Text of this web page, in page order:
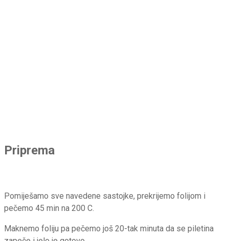
Priprema
Pomiješamo sve navedene sastojke, prekrijemo folijom i
pečemo 45 min na 200 C.
Maknemo foliju pa pečemo još 20-tak minuta da se piletina